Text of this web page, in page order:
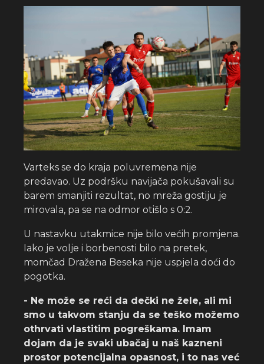
Varteks se do kraja poluvremena nije
predavao. Uz podršku navijača pokušavali su
barem smanjiti rezultat, no mreža gostiju je
mirovala, pa se na odmor otišlo s 0:2.
U nastavku utakmice nije bilo većih promjena.
Iako je volje i borbenosti bilo na pretek,
momčad Dražena Beseka nije uspjela doći do
pogotka.
- Ne može se reći da dečki ne žele, ali mi
smo u takvom stanju da se teško možemo
othrvati vlastitim pogreškama. Imam
dojam da je svaki ubačaj u naš kazneni
prostor potencijalna opasnost, i to nas već